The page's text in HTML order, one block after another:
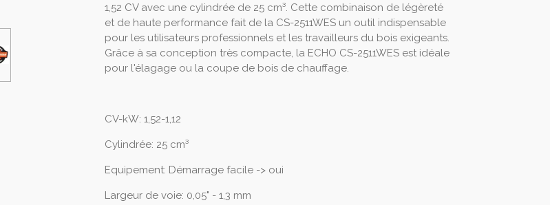
1,52 CV avec une cylindrée de 25 cm³. Cette combinaison de légèreté
et de haute performance fait de la CS-2511WES un outil indispensable
pour les utilisateurs professionnels et les travailleurs du bois exigeants.
Grâce à sa conception très compacte, la ECHO CS-2511WES est idéale
pour l'élagage ou la coupe de bois de chauffage.
CV-kW: 1,52-1,12
Cylindrée: 25 cm³
Equipement: Démarrage facile -> oui
Largeur de voie: 0,05" - 1,3 mm